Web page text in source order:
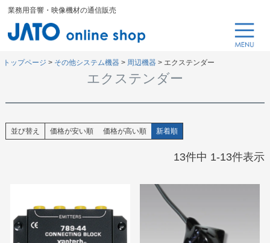
業務用音響・映像機材の通信販売
トップページ その他システム機器 周辺機器 エクステンダー
エクステンダー
並び替え 価格が安い順 価格が高い順 新着順
13件中 1-13件表示